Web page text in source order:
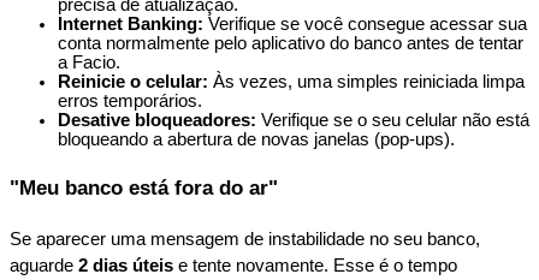
precisa de atualização.
Internet Banking: Verifique se você consegue acessar sua
conta normalmente pelo aplicativo do banco antes de tentar
a Facio.
Reinicie o celular: Às vezes, uma simples reiniciada limpa
erros temporários.
Desative bloqueadores: Verifique se o seu celular não está
bloqueando a abertura de novas janelas (pop-ups).
"Meu banco está fora do ar"
Se aparecer uma mensagem de instabilidade no seu banco,
aguarde 2 dias úteis e tente novamente. Esse é o tempo